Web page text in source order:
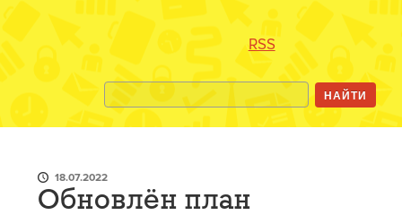
RSS
18.07.2022
Обновлён план